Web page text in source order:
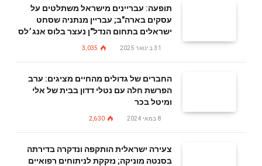
תופעה: עבריינים מישראל משתלטים על
עסקים בארה"ב; עבריין מנתניה שסחט
ישראלים בתחום הנדל"ן נעצר בלוס אנג׳לס
31 בינואר 2025 3,035
החברים של גדולים מהחיים מציגים: ערב
הפרשת חלה עם נטלי דדון בבית של אלי
ומיטל בכר
8 במאי 2024 2,630
צעירה ישראלית הותקפה ונדקרה בדירתה
בסנטה מוניקה; נזקקת לניתוחים רפואיים